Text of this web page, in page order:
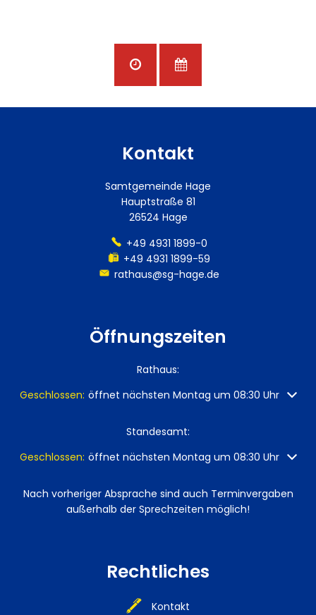
Kontakt
Samtgemeinde Hage
Hauptstraße 81
26524 Hage
+49 4931 1899-0
+49 4931 1899-59
rathaus@sg-hage.de
Öffnungszeiten
Rathaus:
Klicken, um weitere Öffnungs- oder Schließzeiten
Geschlossen: öffnet nächsten Montag um 08:30 Uhr
Standesamt:
Klicken, um weitere Öffnungs- oder Schließzeiten
Geschlossen: öffnet nächsten Montag um 08:30 Uhr
Nach vorheriger Absprache sind auch Terminvergaben
außerhalb der Sprechzeiten möglich!
Rechtliches
Kontakt